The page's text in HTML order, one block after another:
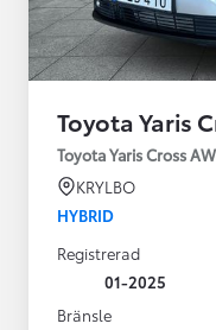
Toyota Yaris
Toyota Yaris Cross
KRYLBO
HYBRID
Registrerad
01-2025
Bränsle